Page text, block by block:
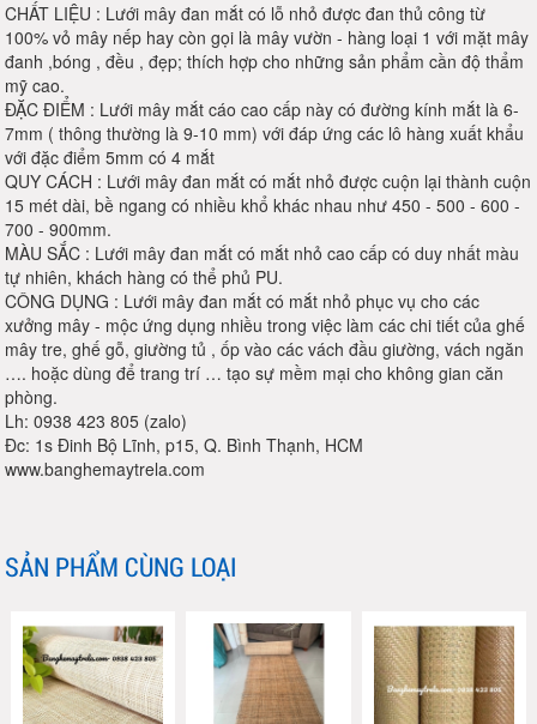
CHẤT LIỆU : Lưới mây đan mắt có lỗ nhỏ được đan thủ công từ
100% vỏ mây nếp hay còn gọi là mây vườn - hàng loại 1 với mặt mây
đanh ,bóng , đều , đẹp; thích hợp cho những sản phẩm cần độ thẩm
mỹ cao.
ĐẶC ĐIỂM : Lưới mây mắt cáo cao cấp này có đường kính mắt là 6-
7mm ( thông thường là 9-10 mm) với đáp ứng các lô hàng xuất khẩu
với đặc điểm 5mm có 4 mắt
QUY CÁCH : Lưới mây đan mắt có mắt nhỏ được cuộn lại thành cuộn
15 mét dài, bề ngang có nhiều khổ khác nhau như 450 - 500 - 600 -
700 - 900mm.
MÀU SẮC : Lưới mây đan mắt có mắt nhỏ cao cấp có duy nhất màu
tự nhiên, khách hàng có thể phủ PU.
CÔNG DỤNG : Lưới mây đan mắt có mắt nhỏ phục vụ cho các
xưởng mây - mộc ứng dụng nhiều trong việc làm các chi tiết của ghế
mây tre, ghế gỗ, giường tủ , ốp vào các vách đầu giường, vách ngăn
…. hoặc dùng để trang trí … tạo sự mềm mại cho không gian căn
phòng.
Lh: 0938 423 805 (zalo)
Đc: 1s Đinh Bộ Lĩnh, p15, Q. Bình Thạnh, HCM
www.banghemaytrela.com
SẢN PHẨM CÙNG LOẠI